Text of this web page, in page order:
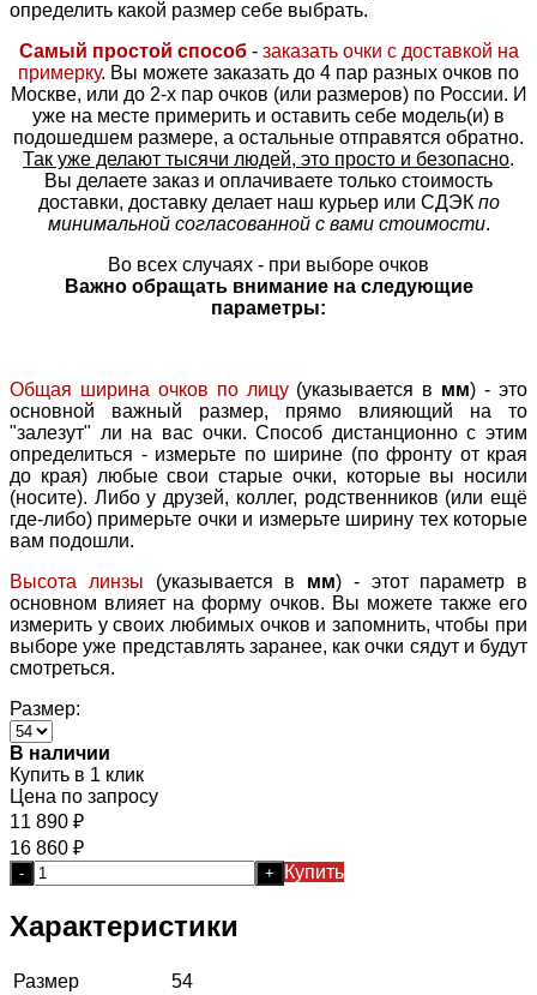
определить какой размер себе выбрать.
Самый простой способ- заказать очки с доставкой на
примерку. Вы можете заказать до 4 пар разных очков по
Москве, или до 2-х пар очков (или размеров) по России. И
уже на месте примерить и оставить себе модель(и) в
подошедшем размере, а остальные отправятся обратно.
Так уже делают тысячи людей, это просто и безопасно.
Вы делаете заказ и оплачиваете только стоимость
доставки, доставку делает наш курьер или СДЭК по
минимальной согласованной с вами стоимости.
Во всех случаях - при выборе очков
Важно обращать внимание на следующие
параметры:
Общая ширина очков по лицу(указывается в мм) - это
основной важный размер, прямо влияющий на то
"залезут" ли на вас очки. Способ дистанционно с этим
определиться - измерьте по ширине (по фронту от края
до края) любые свои старые очки, которые вы носили
(носите). Либо у друзей, коллег, родственников (или ещё
где-либо) примерьте очки и измерьте ширину тех которые
вам подошли.
Высота линзы (указывается в мм) - этот параметр в
основном влияет на форму очков. Вы можете также его
измерить у своих любимых очков и запомнить, чтобы при
выборе уже представлять заранее, как очки сядут и будут
смотреться.
Размер:
В наличии
Купить в 1 клик
Цена по запросу
11 890 ₽
16 860 ₽
- + Купить
Характеристики
Размер
54